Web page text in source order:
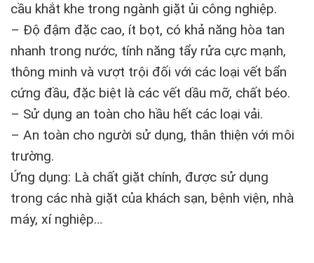
cầu khắt khe trong ngành giặt ủi công nghiệp.
– Độ đậm đặc cao, ít bọt, có khả năng hòa tan
nhanh trong nước, tính năng tẩy rửa cực mạnh,
thông minh và vượt trội đối với các loại vết bẩn
cứng đầu, đặc biệt là các vết dầu mỡ, chất béo.
– Sử dụng an toàn cho hầu hết các loại vải.
– An toàn cho người sử dụng, thân thiện với môi
trường.
Ứng dụng: Là chất giặt chính, được sử dụng
trong các nhà giặt của khách sạn, bệnh viện, nhà
máy, xí nghiệp…